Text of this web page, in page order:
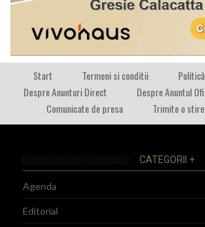
Start Termeni si conditii
Despre Anunturi Direct
Despre Anuntul
Comunicate de presa
Trimite o stire
CATEGORII +
Agenda
Editorial